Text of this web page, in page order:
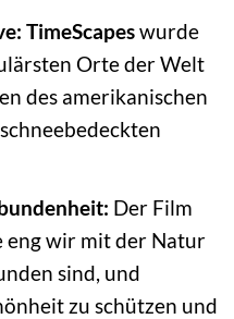
TimeScapeswurde
Orte der Welt
des amerikanischen
Der Film
eng wir mit der Natur
sind, und
zu schützen und